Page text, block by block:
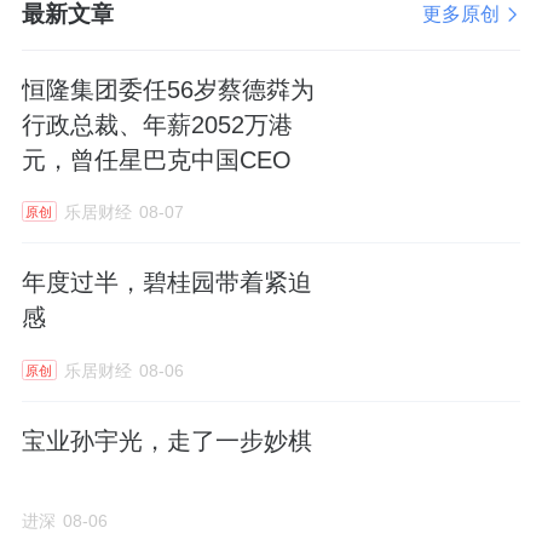
西黄村站，距城市干道西五环、阜石路约1公
里，交通便利。
西黄村板块老小区较多，地块东边是曾经热销
房，均价6.3万元/平。
界面新旧交融，
特别拿得出手的资源。
最新文章 更多原创
恒隆集团委任56岁蔡德粦为
行政总裁、年薪2052万港
元，曾任星巴克中国CEO
原创 乐居财经 08-07
年度过半，碧桂园带着紧迫
感
原创 乐居财经 08-06
宝业孙宇光，走了一步妙棋
进深 08-06